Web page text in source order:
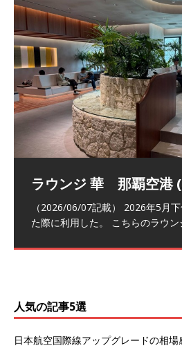
祝！日本航空・マリオ
トナーシップによる
テイタスマッチ
ラウンジ 華 那覇空港
（2026/06/07記載） 2026年5月
た際に利用した。 こちらのラウン
The Coral Executive
ンナプーム国際空港国
(2026/01)
日本航空 羽田空港国際
クラスラウンジ (2026/
（2026/03/18記載） 2026年1月、
バンコクエアウェイズ
ム国際空港国内線ラウ
（2026/03/13記載） 2026年1月上
人気の記事5選
日本航空国際線アップグレードの相